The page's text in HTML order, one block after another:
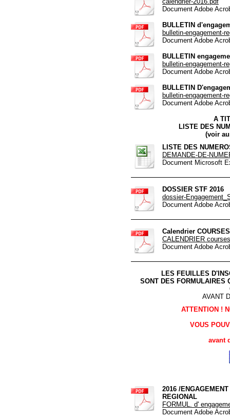
Document Adobe
BULLETIN
bulletin-engagement-
Document Adobe
BULLETIN
bulletin-engagement-
Document Adobe
BULLETIN
bulletin-engagement-
Document Adobe
A
LISTE DES
(voir
LISTE DES
DEMANDE-DE-
Document Microsoft
DOSSIER STF 2016
dossier-
Document Adobe
Calendrier
CALENDRIER
Document Adobe
LES FEUILLES
SONT DES FORMULAIRES
AVANT
ATTENTION !
VOUS
avant
2016 /
REGIONAL
FORMUL. d'
Document Adobe